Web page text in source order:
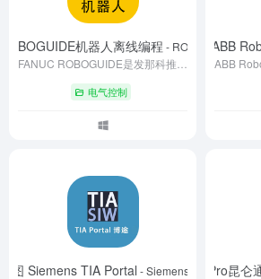
机器人离线编程 - ROBOGUIDE
电气控制
ABB
图 Siemens TIA Portal - Siemens TIA Portal V21
McgsPro昆仑